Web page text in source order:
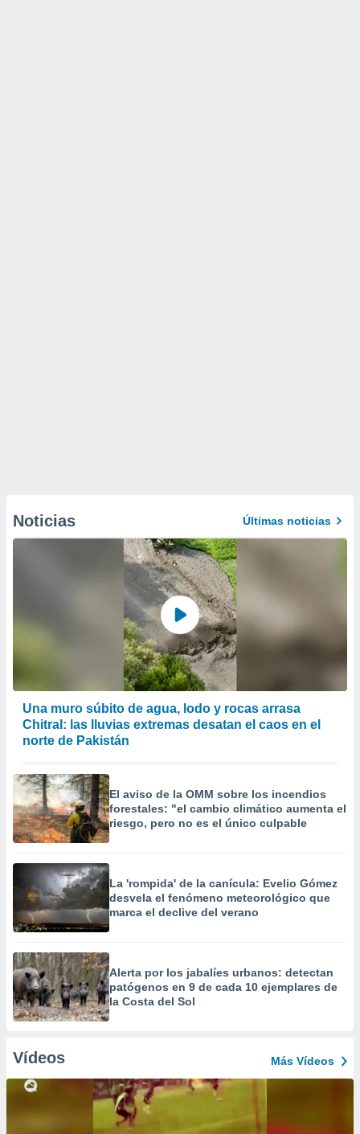
Noticias Últimas noticias
Una muro súbito de agua, lodo y rocas arrasa
Chitral: las lluvias extremas desatan el caos en el
norte de Pakistán
El aviso de la OMM sobre los incendios
forestales: "el cambio climático aumenta el
riesgo, pero no es el único culpable
La 'rompida' de la canícula: Evelio Gómez
desvela el fenómeno meteorológico que
marca el declive del verano
Alerta por los jabalíes urbanos: detectan
patógenos en 9 de cada 10 ejemplares de
la Costa del Sol
Vídeos Más Vídeos